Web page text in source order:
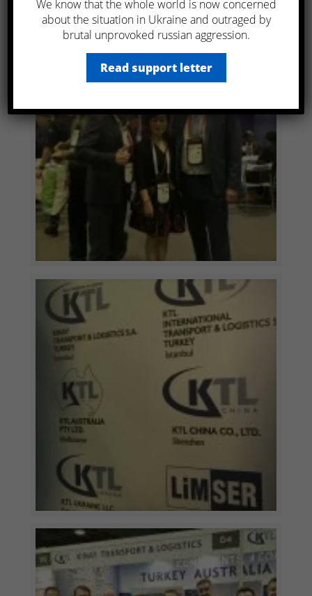
We know that the whole world is now concerned
about the situation in Ukraine and outraged by
brutal unprovoked russian aggression.
Read support letter